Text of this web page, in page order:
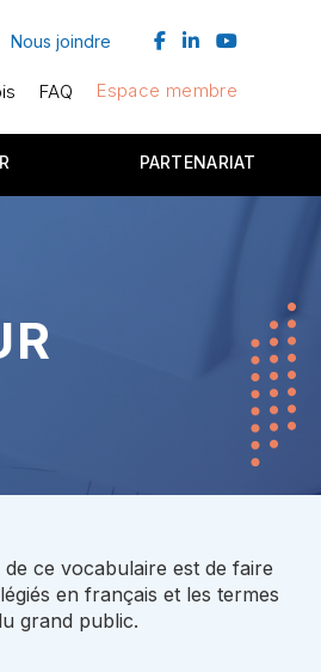
Nous joindre facebook
linkedinyoutube
FAQ Espace membre
PARTENARIAT
ce vocabulaire est de faire
en français et les termes
grand public.